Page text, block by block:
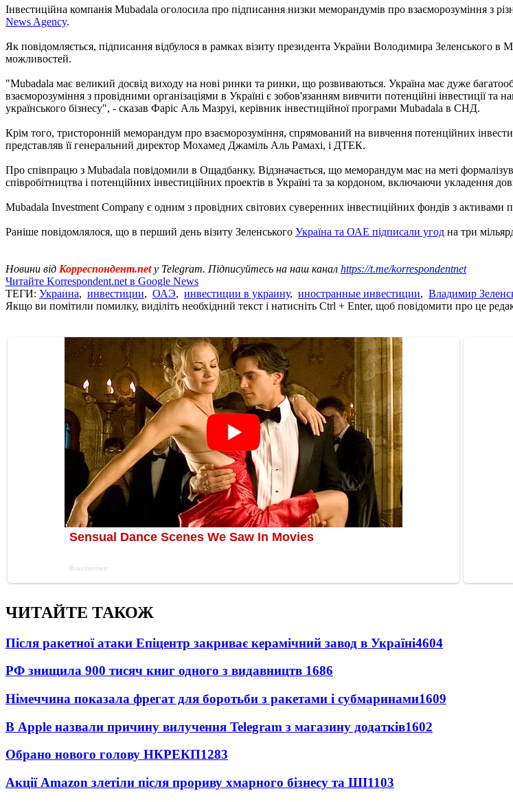
Інвестиційна компанія Mubadala оголосила про підписання низки меморандумів про взаєморозуміння з
News Agency.
Як повідомляється, підписання відбулося в рамках візиту президента України Володимира Зеленського
можливостей.
"Mubadala має великий досвід виходу на нові ринки та ринки, що розвиваються. Україна має дуже
взаєморозуміння з провідними організаціями в Україні є зобов'язанням вивчити потенційні інвестиції
українського бізнесу", - сказав Фаріс Аль Мазруі, керівник інвестиційної програми Mubadala в СНД.
Крім того, тристоронній меморандум про взаєморозуміння, спрямований на вивчення потенційних
представляв її генеральний директор Мохамед Джаміль Аль Рамахі, і ДТЕК.
Про співпрацю з Mubadala повідомили в Ощадбанку. Відзначається, що меморандум має на меті
співробітництва і потенційних інвестиційних проектів в Україні та за кордоном, включаючи укладення
Мubadala Investment Company є одним з провідних світових суверенних інвестиційних фондів з активами
Раніше повідомлялося, що в перший день візиту Зеленського Україна та ОАЕ підписали угод на три
Новини від Корреспондент.netу Telegram. Підписуйтесь на наш канал https://t.me/korrespondentnet
Читайте Korrespondent.net в Google News
ТЕГИ: Украина, инвестиции, ОАЭ, инвестиции в украину, иностранные инвестиции, Владимир
Якщо ви помітили помилку, виділіть необхідний текст і натисніть Ctrl + Enter, щоб повідомити про це
ЧИТАЙТЕ ТАКОЖ
Після ракетної атаки Епіцентр закриває керамічний завод в Україні4604
РФ знищила 900 тисяч книг одного з видавництв 1686
Німеччина показала фрегат для боротьби з ракетами і субмаринами1609
В Apple назвали причину вилучення Telegram з магазину додатків1602
Обрано нового голову НКРЕКП1283
Акції Amazon злетіли після прориву хмарного бізнесу та ШІ1103